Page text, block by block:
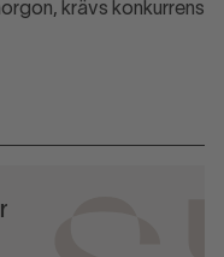
krävs konkurrens